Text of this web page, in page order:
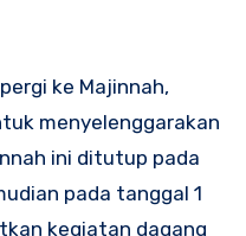
ke Majinnah,
menyelenggarakan
ini ditutup pada
pada tanggal 1
kegiatan dagang